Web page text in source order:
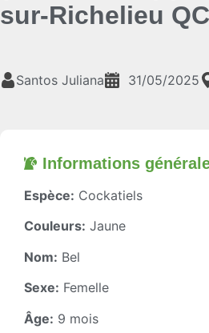
sur-Richelieu
Santos Juliana 31/05/2025
Informations
Espèce: Cockatiels
Couleurs: Jaune
Nom: Bel
Sexe: Femelle
Âge: 9 mois